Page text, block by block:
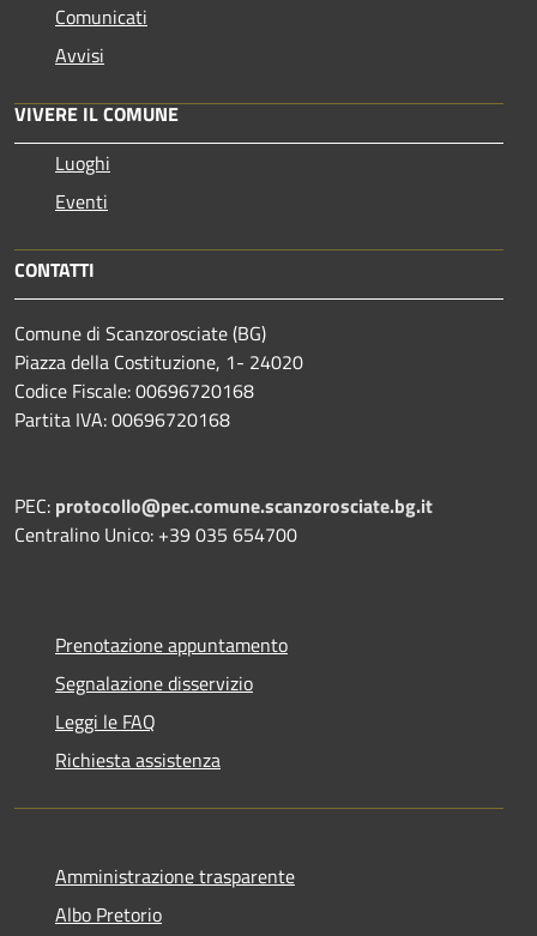
Comunicati
Avvisi
VIVERE IL COMUNE
Luoghi
Eventi
CONTATTI
Comune di Scanzorosciate (BG)
Piazza della Costituzione, 1- 24020
Codice Fiscale: 00696720168
Partita IVA: 00696720168
PEC: protocollo@pec.comune.scanzorosciate.bg.it
Centralino Unico: +39 035 654700
Prenotazione appuntamento
Segnalazione disservizio
Leggi le FAQ
Richiesta assistenza
Amministrazione trasparente
Albo Pretorio